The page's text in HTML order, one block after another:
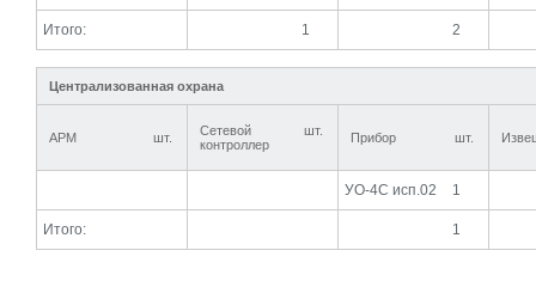
Итого: 1 2
Централизованная охрана
АРМ шт.
Сетевой
контроллер
шт. Прибор шт.
УО-4С исп.02 1
Итого: 1